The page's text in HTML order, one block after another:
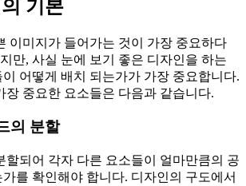
기본
이미지가 들어가는 것이 가장 중요하다
만, 사실 눈에 보기 좋은 디자인을 하는
어떻게 배치 되는가가 가장 중요합니다.
장 중요한 요소들은 다음과 같습니다.
의 분할
할되어 각자 다른 요소들이 얼마만큼의 공
를 확인해야 합니다. 디자인의 구도에서